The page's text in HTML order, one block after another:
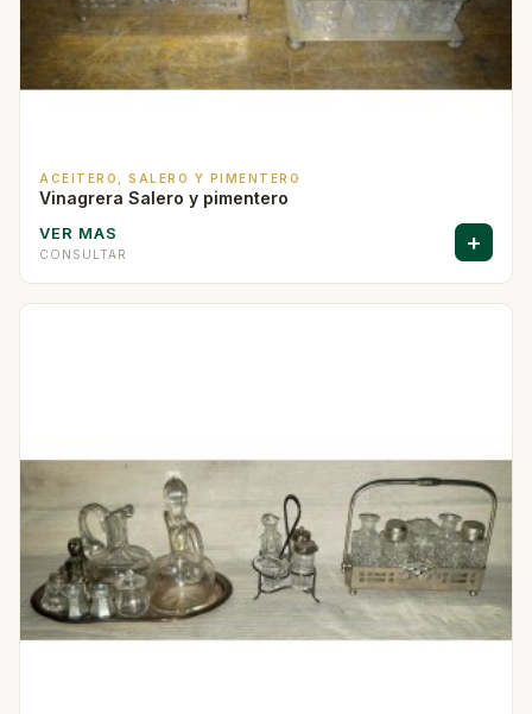
ACEITERO, SALERO Y PIMENTERO
Vinagrera Salero y pimentero
VER MAS
CONSULTAR +